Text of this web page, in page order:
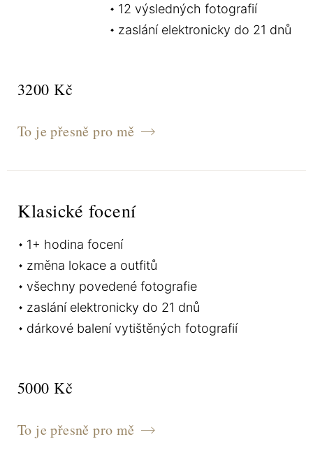
12 výsledných fotografií
zaslání elektronicky do 21 dnů
3200 Kč
To je přesně pro mě
Klasické focení
1+ hodina focení
změna lokace a outfitů
všechny povedené fotografie
zaslání elektronicky do 21 dnů
dárkové balení vytištěných fotografií
5000 Kč
To je přesně pro mě